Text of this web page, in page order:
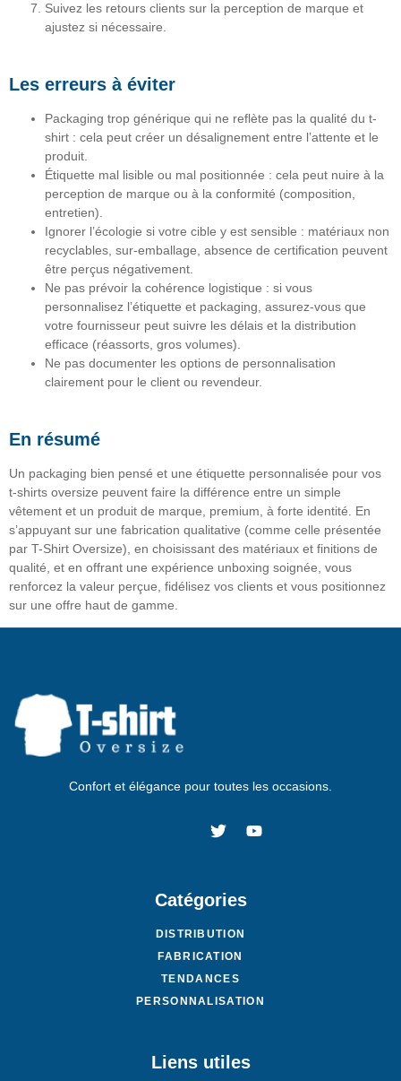
Suivez les retours clients sur la perception de marque et
ajustez si nécessaire.
Les erreurs à éviter
Packaging trop générique qui ne reflète pas la qualité du t-
shirt : cela peut créer un désalignement entre l’attente et le
produit.
Étiquette mal lisible ou mal positionnée : cela peut nuire à la
perception de marque ou à la conformité (composition,
entretien).
Ignorer l’écologie si votre cible y est sensible : matériaux non
recyclables, sur-emballage, absence de certification peuvent
être perçus négativement.
Ne pas prévoir la cohérence logistique : si vous
personnalisez l’étiquette et packaging, assurez-vous que
votre fournisseur peut suivre les délais et la distribution
efficace (réassorts, gros volumes).
Ne pas documenter les options de personnalisation
clairement pour le client ou revendeur.
En résumé
Un packaging bien pensé et une étiquette personnalisée pour vos
t-shirts oversize peuvent faire la différence entre un simple
vêtement et un produit de marque, premium, à forte identité. En
s’appuyant sur une fabrication qualitative (comme celle présentée
par T-Shirt Oversize), en choisissant des matériaux et finitions de
qualité, et en offrant une expérience unboxing soignée, vous
renforcez la valeur perçue , fidélisez vos clients et vous positionnez
sur une offre haut de gamme.
Confort et élégance pour toutes les occasions.
Catégories
DISTRIBUTION
FABRICATION
TENDANCES
PERSONNALISATION
Liens utiles